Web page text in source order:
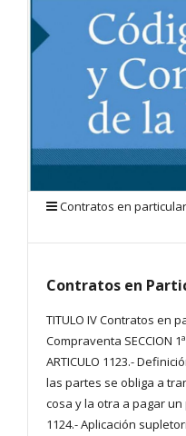
Contratos en
Contratos en
TITULO IV Contratos en
Compraventa SECCION
ARTICULO 1123.-
las partes se obliga a
cosa y la otra a pagar un
1124.- Aplicación